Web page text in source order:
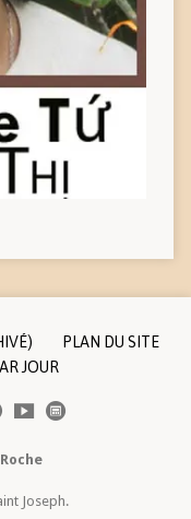
PLAN DU SITE
JOUR
Joseph.